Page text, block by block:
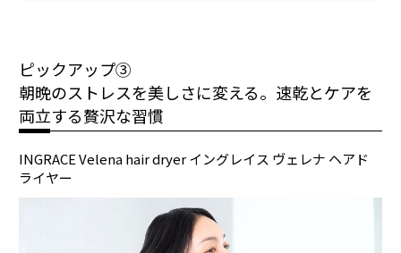
ピックアップ③
朝晩のストレスを美しさに変える。速乾とケアを
両立する贅沢な習慣
INGRACE Velena hair dryer イングレイス ヴェレナ ヘアド
ライヤー